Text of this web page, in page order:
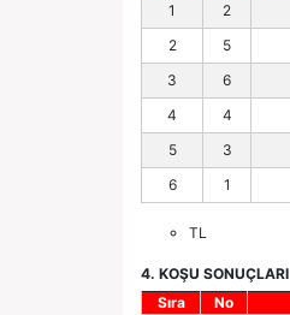
1
2
2
5
3
6
4
4
5
3
6
1
TL
4. KOŞU SONUÇLARI
Sıra
No